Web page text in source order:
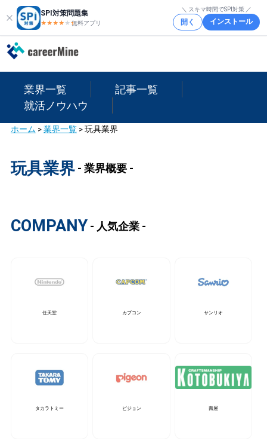
SPI対策問題集
★★★★ ★★
無料アプリ
＼ スキマ時間でSPI対策 ／
開く インストール
業界一覧
記事一覧
就活ノウハウ
ホーム >業界一覧>玩具業界
玩具業界 - 業界概要 -
COMPANY - 人気企業 -
任天堂 カプコン サンリオ
タカラトミー ピジョン 壽屋